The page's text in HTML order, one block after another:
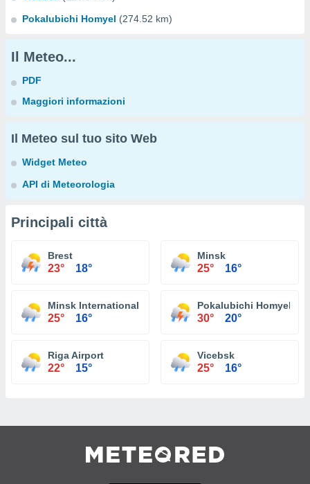
Pokalubichi Homyel (274.52 km)
Il Meteo...
PDF
Maggiori informazioni
Il Meteo sul tuo sito Web
Widget Meteo
API di Meteorologia
Principali città
Brest
23° 18°
Minsk
25° 16°
Minsk International 1 Loshitsa
25° 16°
Pokalubichi Homyel
30° 20°
Riga Airport
22° 15°
Vicebsk
25° 16°